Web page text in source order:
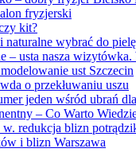
fryzjerski
kit?
naturalne wybrać do
– usta nasza wizytówka.
ust Szczecin
o przekłuwaniu uszu
jeden wśród ubrań
– Co Warto
redukcja blizn
i blizn Warszawa